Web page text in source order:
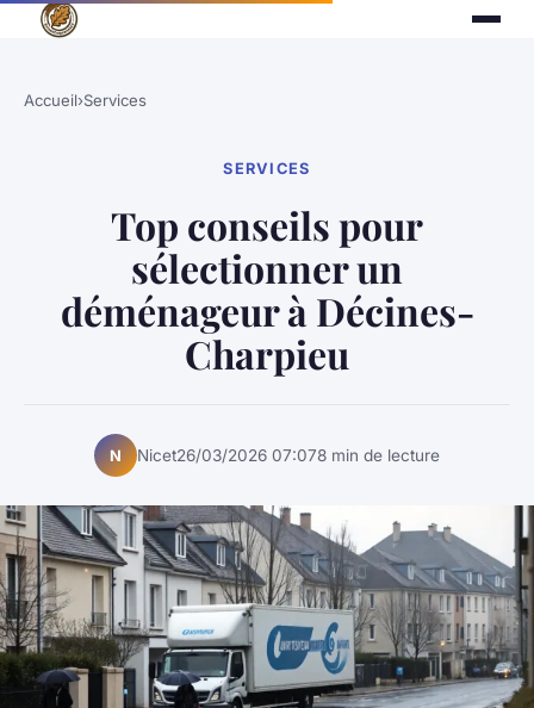
Accueil›Services
SERVICES
Top conseils pour
sélectionner un
déménageur à Décines-
Charpieu
N Nicet26/03/2026 07:078 min de lecture